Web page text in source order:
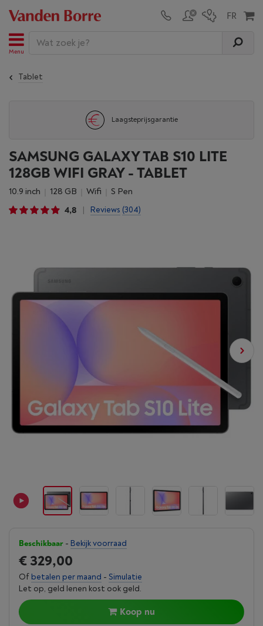
Menu
Tablet
Laagsteprijsgarantie
SAMSUNG GALAXY TAB S10 LITE
128GB WIFI GRAY - TABLET
10.9 inch 128 GB wifi
S Pen
4,8
Reviews (304)
Beschikbaar - Bekijk voorraad
€ 329,00
Of betalen per maand - Simulatie
Let op, geld lenen kost ook geld.
Koop nu